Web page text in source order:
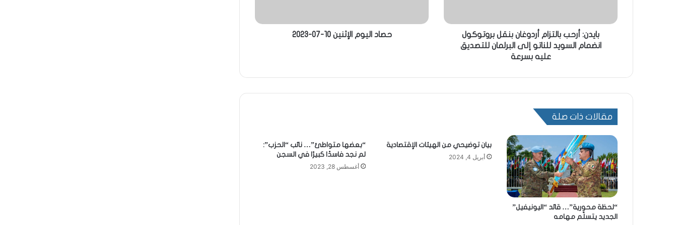
بايدن: أرحب بالتزام أردوغان بنقل بروتوكول
انضمام السويد للناتو إلى البرلمان للتصديق
عليه بسرعة
حصاد اليوم الإثنين 10-07-2023
مقالات ذات صلة
“لحظة محورية”… قائد “اليونيفيل”
الجديد يتسلّم مهامه
بيان توضيحي من الهيئات الإقتصادية
أبريل 4, 2024
“بعضها متواطئ”… نائب “الحزب”:
لم نجد فاسدًا كبيرًا في السجن
أغسطس 28, 2023